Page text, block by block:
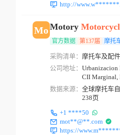
http://
MoMotory
官方数据 第137届 摩托
采购清单： 摩托车及配件
公司地址： Urbanizacion
CII Marginal,
数据来源： 全球摩托车
238页
+1 ****50
mot**@**.com
https://